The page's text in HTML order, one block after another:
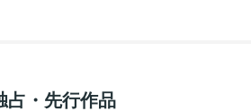
占・先行作品